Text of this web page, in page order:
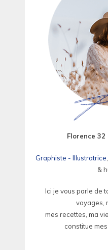
Florence
Graphiste - Illustratrice
&
Ici je vous parle de
voyages,
mes recettes, ma
constitue